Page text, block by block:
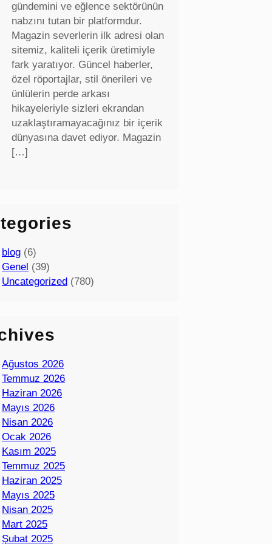
gündemini ve eğlence sektörünün
nabzını tutan bir platformdur.
Magazin severlerin ilk adresi olan
sitemiz, kaliteli içerik üretimiyle
fark yaratıyor. Güncel haberler,
özel röportajlar, stil önerileri ve
ünlülerin perde arkası
hikayeleriyle sizleri ekrandan
uzaklaştıramayacağınız bir içerik
dünyasına davet ediyor. Magazin
[…]
blog (6)
Genel (39)
Uncategorized (780)
Ağustos 2026
Temmuz 2026
Haziran 2026
Mayıs 2026
Nisan 2026
Ocak 2026
Kasım 2025
Temmuz 2025
Haziran 2025
Mayıs 2025
Nisan 2025
Mart 2025
Şubat 2025